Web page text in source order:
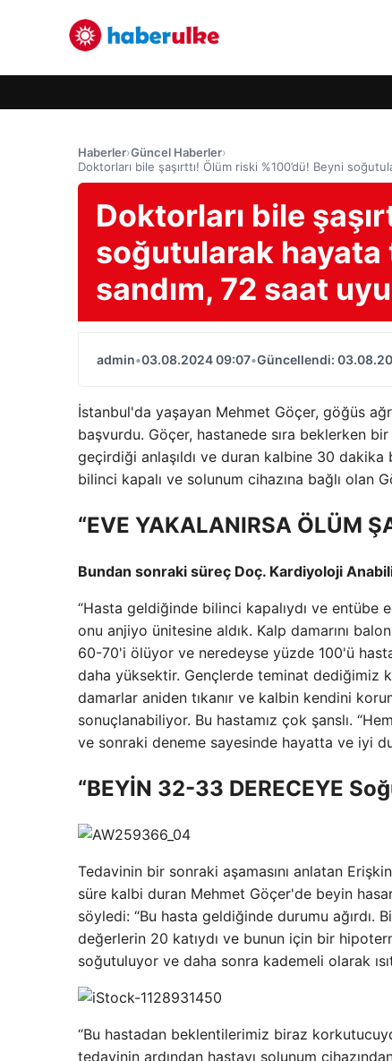
Haberler›Güncel Haberler›
Doktorları bile şaşırttı! Ölüm riski %100’dü! Beyni
Doktorları bile
soğutularak hayata
sandım, 72 saat
admin•03.08.2024 09:07•Güncellendi:
İstanbul'da yaşayan Mehmet Göçer, göğüs
başvurdu. Göçer, hastanede sıra beklerken
geçirdiği anlaşıldı ve duran kalbine 30
bilinci kapalı ve solunum cihazına bağlı olan
“EVE YAKALANIRSA ÖLÜM
Bundan sonraki süreç Doç. Kardiyoloji
“Hasta geldiğinde bilinci kapalıydı ve entübe
onu anjiyo ünitesine aldık. Kalp damarını
60-70'i ölüyor ve neredeyse yüzde 100'ü
daha yüksektir. Gençlerde teminat dediğimiz
damarlar aniden tıkanır ve kalbin kendini
sonuçlanabiliyor. Bu hastamız çok şanslı.
ve sonraki deneme sayesinde hayatta ve iyi
“BEYİN 32-33 DERECEYE
Tedavinin bir sonraki aşamasını anlatan
süre kalbi duran Mehmet Göçer'de beyin
söyledi: “Bu hasta geldiğinde durumu
değerlerin 20 katıydı ve bunun için bir
soğutuluyor ve daha sonra kademeli olarak
“Bu hastadan beklentilerimiz biraz
tedavinin ardından hastayı solunum